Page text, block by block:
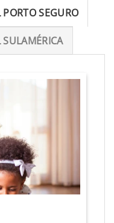
SEGURO